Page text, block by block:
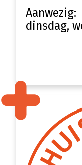
Aanwezig:
dinsdag,